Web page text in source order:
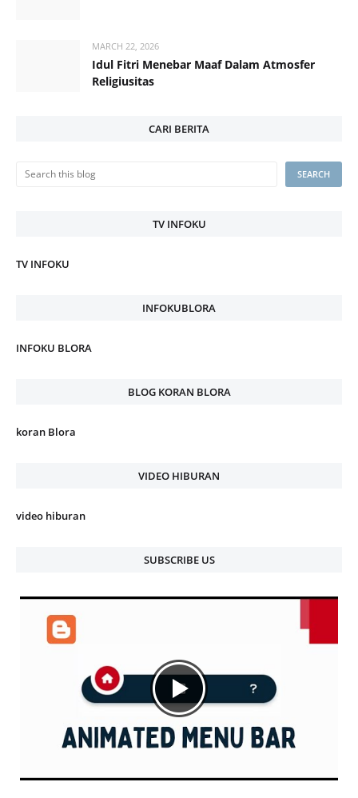
MARCH 22, 2026
Idul Fitri Menebar Maaf Dalam Atmosfer
Religiusitas
CARI BERITA
TV INFOKU
TV INFOKU
INFOKUBLORA
INFOKU BLORA
BLOG KORAN BLORA
koran Blora
VIDEO HIBURAN
video hiburan
SUBSCRIBE US